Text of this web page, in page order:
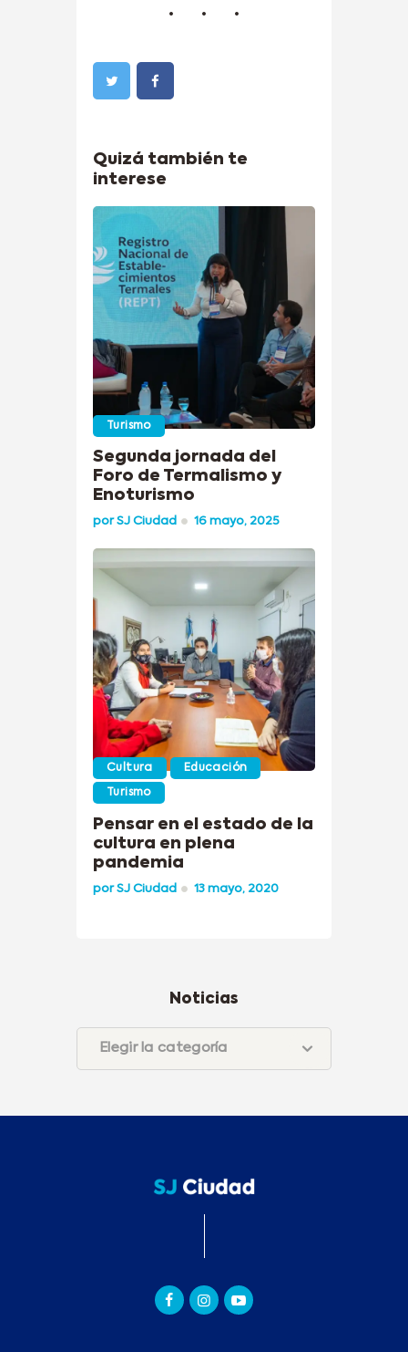
Quizá también te
interese
Turismo
Segunda jornada del
Foro de Termalismo y
Enoturismo
porSJ Ciudad 16 mayo, 2025
Cultura Educación
Turismo
Pensar en el estado de la
cultura en plena
pandemia
porSJ Ciudad 13 mayo, 2020
Noticias